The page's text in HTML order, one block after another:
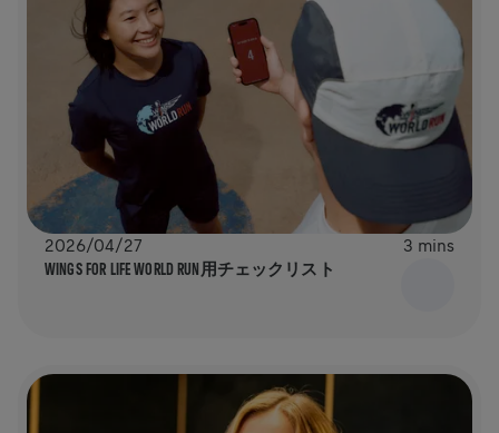
2026/04/27 3 mins
WINGS FOR LIFE WORLD RUN用チェックリスト